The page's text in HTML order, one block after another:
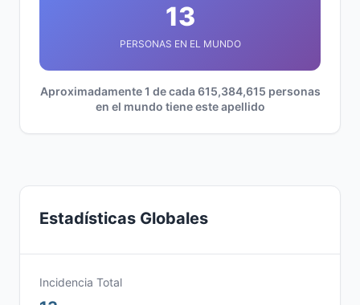
13
PERSONAS EN EL MUNDO
Aproximadamente 1 de cada 615,384,615 personas
en el mundo tiene este apellido
Estadísticas Globales
Incidencia Total